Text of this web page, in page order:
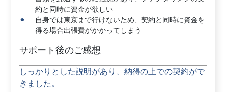
約と同時に資金が欲しい
自身では東京まで行けないため、契約と同時に資金を
得る場合出張費がかかってしまう
サポート後のご感想
しっかりとした説明があり、納得の上での契約がで
きました。